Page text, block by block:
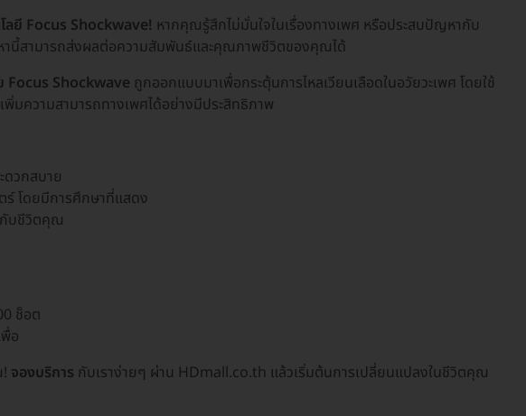
ลยี Focus Shockwave! หากคุณรู้สึกไม่มั่นใจในเรื่องทางเพศ หรือประสบปัญหากับ
นี้สามารถส่งผลต่อความสัมพันธ์และคุณภาพชีวิตของคุณได้
Focus Shockwave ถูกออกแบบมาเพื่อกระตุ้นการไหลเวียนเลือดในอวัยวะเพศ โดยใช้
มความสามารถทางเพศได้อย่างมีประสิทธิภาพ
ดวกสบาย
โดยมีการศึกษาที่แสดง
กับชีวิตคุณ
ช็อต
อ
จองบริการ กับเราง่ายๆ ผ่าน HDmall.co.th แล้วเริ่มต้นการเปลี่ยนแปลงในชีวิตคุณ